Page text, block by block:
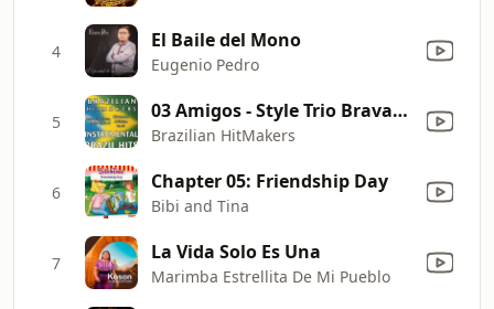
4 El Baile del Mono
Eugenio Pedro
5 03 Amigos - Style Trio Bravana (Karaoke Version)
Brazilian HitMakers
6 Chapter 05: Friendship Day
Bibi and Tina
7 La Vida Solo Es Una
Marimba Estrellita De Mi Pueblo